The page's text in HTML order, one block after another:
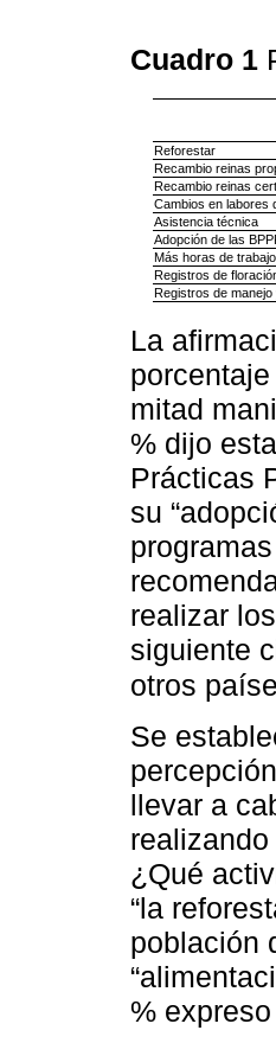
Cuadro 1
Reforestar
Recambio reinas
Recambio reinas
Cambios en labores
Asistencia técnica
Adopción de las
Más horas de trabajo
Registros de
Registros de manejo
La
mitad
% dijo
Prácticas
su
realizar
siguiente
otros
Se
llevar a
¿Qué
“la
población
%